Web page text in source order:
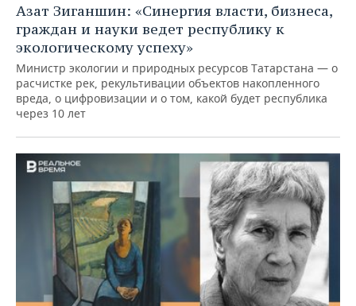
Азат Зиганшин: «Синергия власти, бизнеса,
граждан и науки ведет республику к
экологическому успеху»
Министр экологии и природных ресурсов Татарстана — о
расчистке рек, рекультивации объектов накопленного
вреда, о цифровизации и о том, какой будет республика
через 10 лет